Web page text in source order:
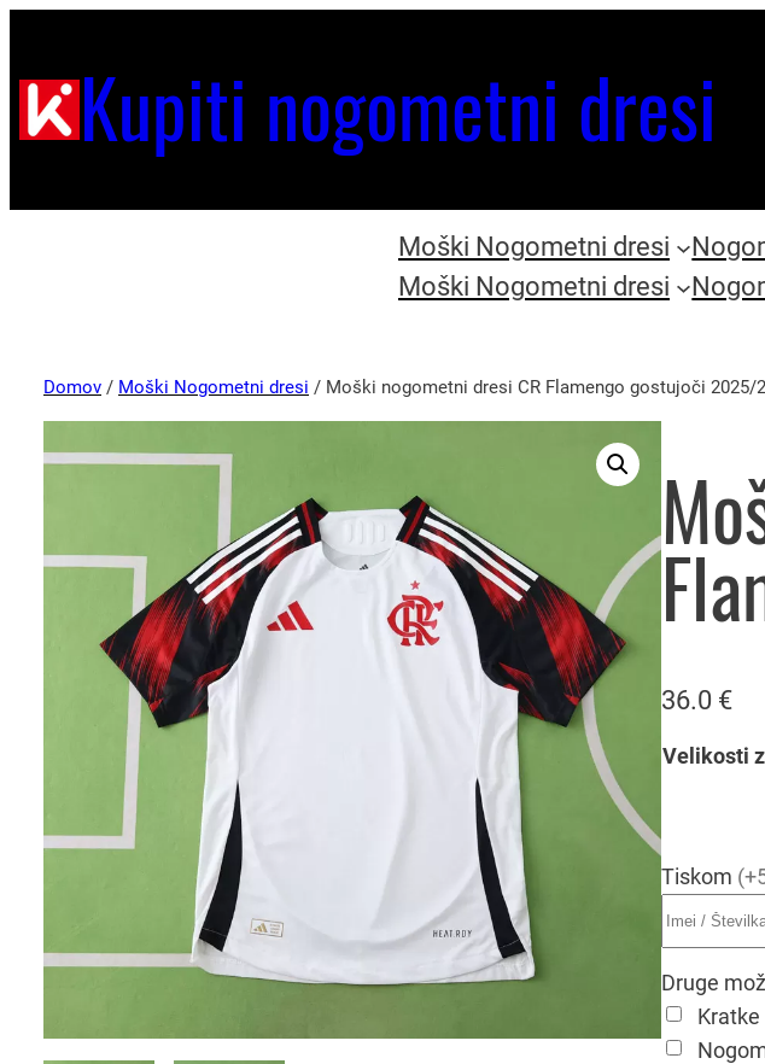
Kupiti nogometni dresi
Moški Nogometni dresi
Moški Nogometni dresi
Domov / Moški Nogometni dresi / Moški nogometni dresi CR Flamengo gostujoči 2025/
36.0 €
Velikosti
Tiskom
Druge
Kratke